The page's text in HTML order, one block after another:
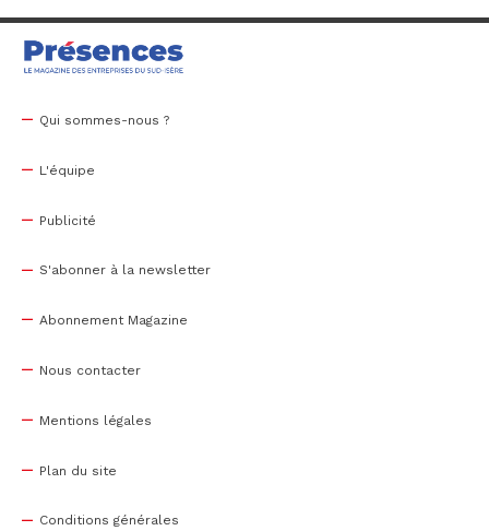
Qui sommes-nous ?
L'équipe
Publicité
S'abonner à la newsletter
Abonnement Magazine
Nous contacter
Mentions légales
Plan du site
Conditions générales